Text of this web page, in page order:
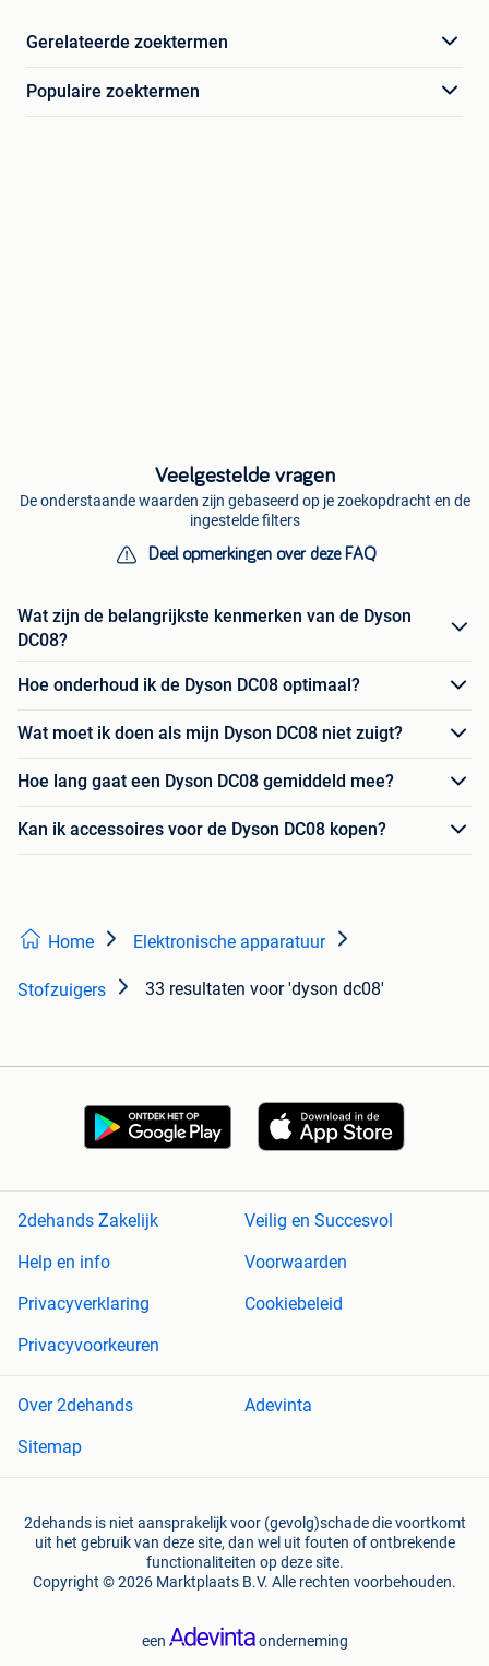
Gerelateerde zoektermen
Populaire zoektermen
Veelgestelde vragen
De onderstaande waarden zijn gebaseerd op je zoekopdracht en de
ingestelde filters
Deel opmerkingen over deze FAQ
Wat zijn de belangrijkste kenmerken van de Dyson
DC08?
Hoe onderhoud ik de Dyson DC08 optimaal?
Wat moet ik doen als mijn Dyson DC08 niet zuigt?
Hoe lang gaat een Dyson DC08 gemiddeld mee?
Kan ik accessoires voor de Dyson DC08 kopen?
Home Elektronische apparatuur
Stofzuigers 33 resultaten voor 'dyson dc08'
2dehands Zakelijk
Veilig en Succesvol
Help en info
Voorwaarden
Privacyverklaring
Cookiebeleid
Privacyvoorkeuren
Over 2dehands
Adevinta
Sitemap
2dehands is niet aansprakelijk voor (gevolg)schade die voortkomt
uit het gebruik van deze site, dan wel uit fouten of ontbrekende
functionaliteiten op deze site.
Copyright © 2026 Marktplaats B.V. Alle rechten voorbehouden.
een onderneming